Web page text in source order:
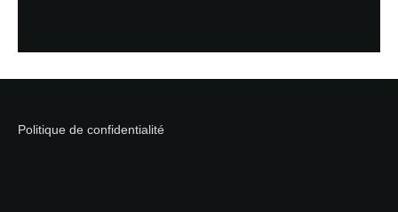
Politique de confidentialité